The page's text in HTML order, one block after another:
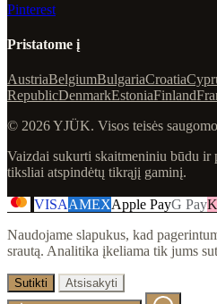
Pinterest
Pristatome į
AustriaBelgiumBulgariaCroatia
RepublicDenmarkEstoniaFinland
© 2026 YJÜK. Visos teisės
Vaizdai sukurti skaitmeniniu būdu ir
tiksliai atspindėtų tikrąjį gaminį.
VISAAMEXApple PayG Pay
Naudojame slapukus, kad
srautą. Analitika įkeliama tik jums
Sutikti Atsisakyti